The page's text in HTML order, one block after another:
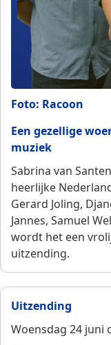
Foto: Racoon
Een gezellige
muziek
Sabrina van
heerlijke
Gerard Joling,
Jannes, Samuel
wordt het een
uitzending.
Uitzending
Woensdag 24 juni